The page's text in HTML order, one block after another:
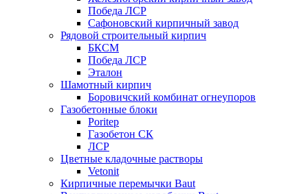
Победа ЛСР
Сафоновский кирпичный завод
Рядовой строительный кирпич
БКСМ
Победа ЛСР
Эталон
Шамотный кирпич
Боровичский комбинат огнеупоров
Газобетонные блоки
Poritep
Газобетон СК
ЛСР
Цветные кладочные растворы
Vetonit
Кирпичные перемычки Baut